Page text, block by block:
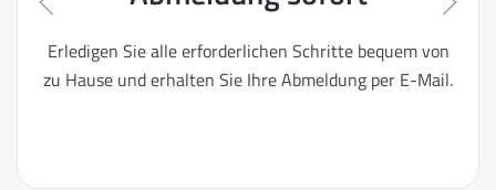
Erledigen Sie alle erforderlichen Schritte bequem von
zu Hause und erhalten Sie Ihre Abmeldung per E-Mail.